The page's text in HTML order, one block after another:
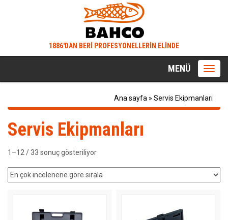
1886'DAN BERİ PROFESYONELLERİN ELİNDE
MENÜ
Ana sayfa » Servis Ekipmanları
Servis Ekipmanları
1–12 / 33 sonuç gösteriliyor